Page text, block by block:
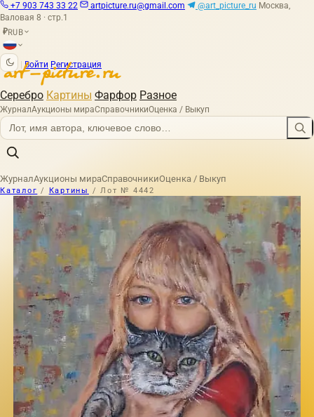
+7 903 743 33 22 artpicture.ru@gmail.com @art_picture_ru Москва,
Валовая 8 · стр.1
₽RUB
Войти Регистрация
Серебро Картины Фарфор Разное
ЖурналАукционы мираСправочникиОценка / Выкуп
ЖурналАукционы мираСправочникиОценка / Выкуп
Каталог / Картины / Лот № 4442